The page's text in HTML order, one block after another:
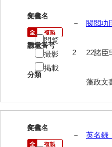
63馬関戦争一
65接幕一件
68諸隊一件
69年度別史料
5
文書名
閥閲
請求番号
22諸臣
分類
藩政文
年代
－
数量
2
閲覧
撮影
掲載
6
文書名
英名
年代
－